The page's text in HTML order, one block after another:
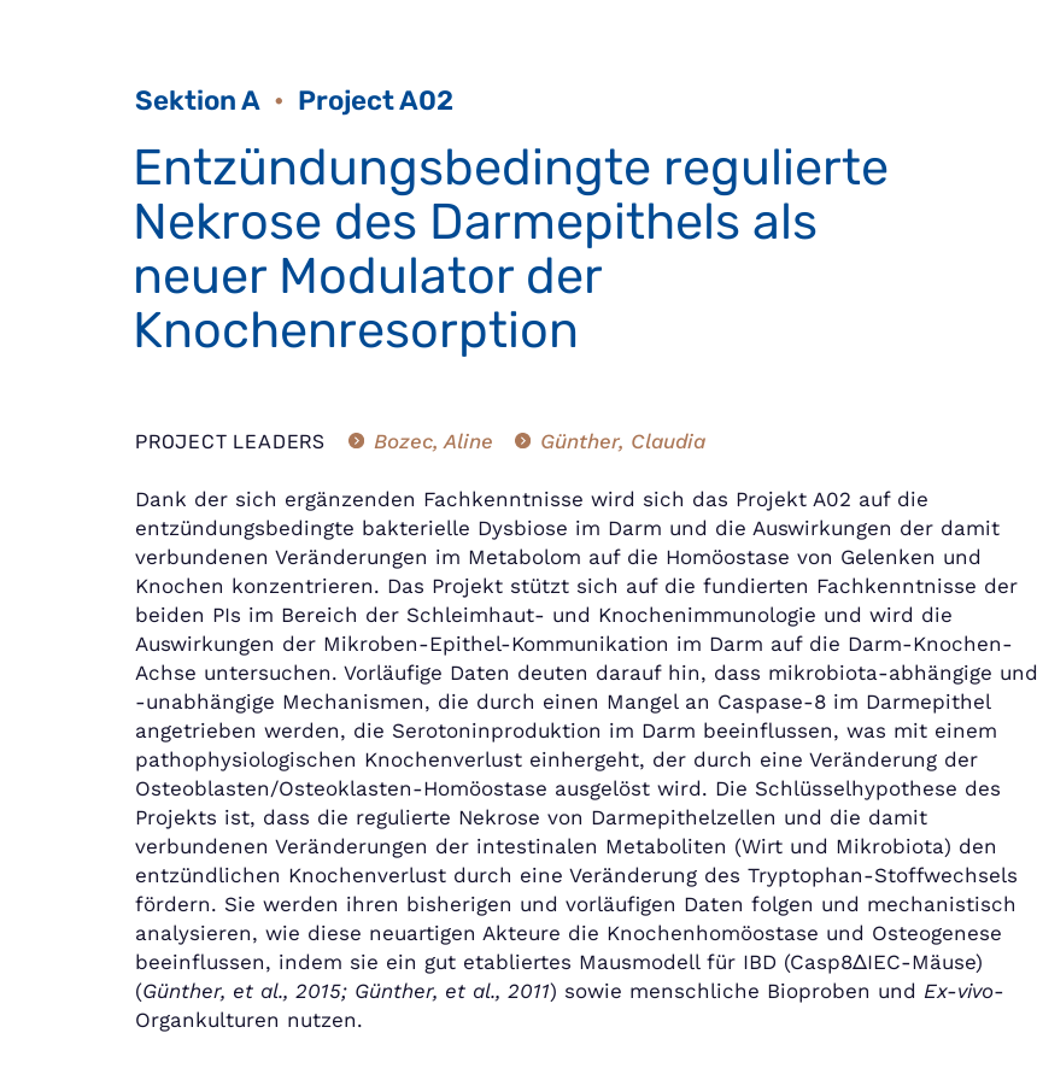
Sektion A Project A02
Entzündungsbedingte regulierte
Nekrose des Darmepithels als
neuer Modulator der
Knochenresorption
PROJECT LEADERS Bozec, Aline Günther, Claudia
Dank der sich ergänzenden Fachkenntnisse wird sich das Projekt A02 auf die
entzündungsbedingte bakterielle Dysbiose im Darm und die Auswirkungen der damit
verbundenen Veränderungen im Metabolom auf die Homöostase von Gelenken und
Knochen konzentrieren. Das Projekt stützt sich auf die fundierten Fachkenntnisse der
beiden PIs im Bereich der Schleimhaut- und Knochenimmunologie und wird die
Auswirkungen der Mikroben-Epithel-Kommunikation im Darm auf die Darm-Knochen-
Achse untersuchen. Vorläufige Daten deuten darauf hin, dass mikrobiota-abhängige und
-unabhängige Mechanismen, die durch einen Mangel an Caspase-8 im Darmepithel
angetrieben werden, die Serotoninproduktion im Darm beeinflussen, was mit einem
pathophysiologischen Knochenverlust einhergeht, der durch eine Veränderung der
Osteoblasten/Osteoklasten-Homöostase ausgelöst wird. Die Schlüsselhypothese des
Projekts ist, dass die regulierte Nekrose von Darmepithelzellen und die damit
verbundenen Veränderungen der intestinalen Metaboliten (Wirt und Mikrobiota) den
entzündlichen Knochenverlust durch eine Veränderung des Tryptophan-Stoffwechsels
fördern. Sie werden ihren bisherigen und vorläufigen Daten folgen und mechanistisch
analysieren, wie diese neuartigen Akteure die Knochenhomöostase und Osteogenese
beeinflussen, indem sie ein gut etabliertes Mausmodell für IBD (Casp8ΔIEC-Mäuse)
(Günther, et al., 2015; Günther, et al., 2011) sowie menschliche Bioproben und Ex-vivo-
Organkulturen nutzen.